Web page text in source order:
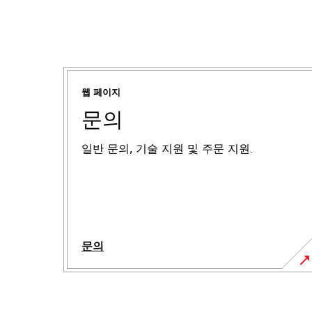
웹 페이지
문의
일반 문의, 기술 지원 및 주문 지원.
문의